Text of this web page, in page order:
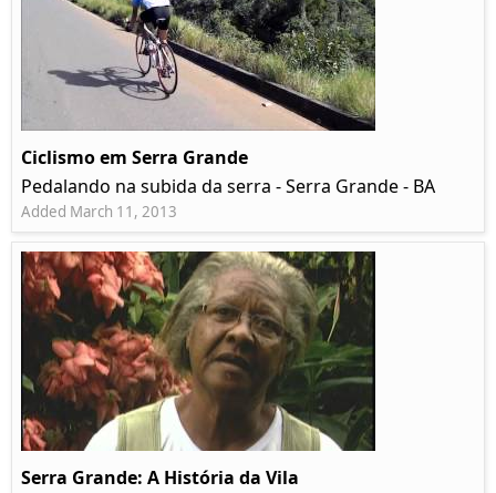
Ciclismo em Serra Grande
Pedalando na subida da serra - Serra Grande - BA
Added March 11, 2013
Serra Grande: A História da Vila